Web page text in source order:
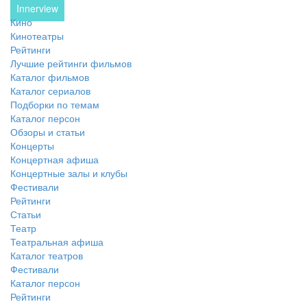
Innerview
Кино
Кинотеатры
Рейтинги
Лучшие рейтинги фильмов
Каталог фильмов
Каталог сериалов
Подборки по темам
Каталог персон
Обзоры и статьи
Концерты
Концертная афиша
Концертные залы и клубы
Фестивали
Рейтинги
Статьи
Театр
Театральная афиша
Каталог театров
Фестивали
Каталог персон
Рейтинги